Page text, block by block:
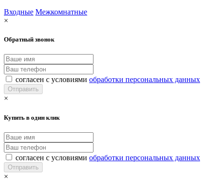
Входные Межкомнатные
×
Обратный звонок
согласен с условиями обработки персональных данных
×
Купить в один клик
согласен с условиями обработки персональных данных
×